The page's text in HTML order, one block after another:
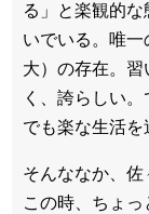
る」と楽観的
いでいる。唯
大）の存在。
く、誇らしい
でも楽な生活を
そんななか、佐
この時、ちょ